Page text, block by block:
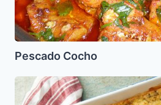
Pescado Cocho
Graten
de